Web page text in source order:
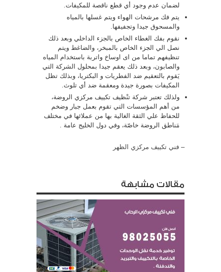
لضمان عدم وجود أي قطع ناقصة للمكيفات.
يتم فك مرشحات الهواء ويتم غسلها بالمياه
والمسحوق جيدا وتجفيفها.
نقوم بفك الغطاء الخاص بالجزء الداخلي وبعد ذلك
نصل الي الجزء الخاص بالمبخر، والضاغط ويتم
تنظيفهم تماما من اى اوساخ واتربة باستخدام المياه
والصابون، وبعد ذلك يعقم جيدا بمحلول الشركة التي
يَقوم بالتعقيم ضد الفطريات و البكتريا، وبذلك تظل
المكيفات بصورة جيدة ومعقمة ضد أي تلوث.
ولذلك تعتبر شركة تنْظيف تكييف مركزي الروضة،
من أهم المؤسسات التي تقوم بعمل جبار وضخم
للحفاظ علي الثقة الغالية بها من عملائها في مختلف
مَناطق الروضة خاصّة، وفي دول الخليج عامة .
– فني تكييف مركزي الظهر
مقالات مشابهة